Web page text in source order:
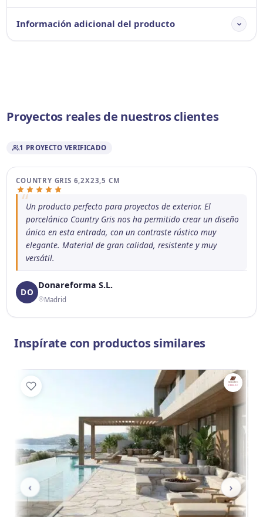
Información adicional del producto
Proyectos reales de nuestros clientes
1 PROYECTO VERIFICADO
COUNTRY GRIS 6,2X23,5 CM
Un producto perfecto para proyectos de exterior. El
porcelánico Country Gris nos ha permitido crear un diseño
único en esta entrada, con un contraste rústico muy
elegante. Material de gran calidad, resistente y muy
versátil.
DO
Donareforma S.L.
Madrid
Inspírate con productos similares
‹ ›